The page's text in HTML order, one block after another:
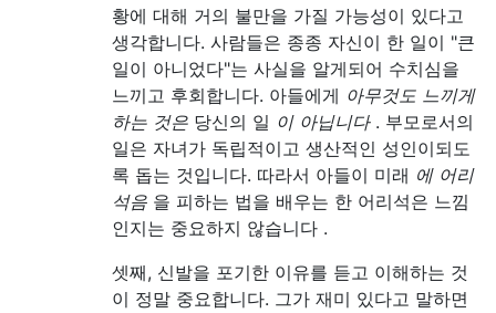
황에 대해 거의 불만을 가질 가능성이 있다고
생각합니다. 사람들은 종종 자신이 한 일이 "큰
일이 아니었다"는 사실을 알게되어 수치심을
느끼고 후회합니다. 아들에게 아무것도 느끼게
하는 것은 당신의 일 이 아닙니다. 부모로서의
일은 자녀가 독립적이고 생산적인 성인이되도
록 돕는 것입니다. 따라서 아들이 미래 에 어리
석음 을 피하는 법을 배우는 한 어리석은 느낌
인지는 중요하지 않습니다 .
셋째, 신발을 포기한 이유를 듣고 이해하는 것
이 정말 중요합니다. 그가 재미 있다고 말하면